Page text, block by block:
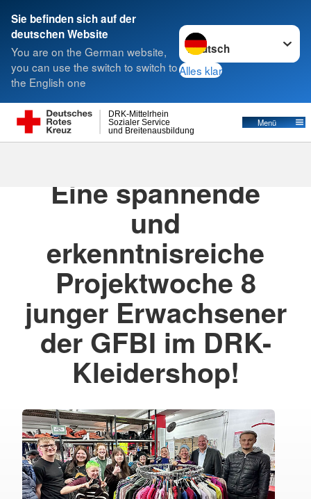
Sie befinden sich auf der
deutschen Website
You are on the German website,
you can use the switch to switch to
the English one
Sprache wechseln zu
Alles klar
und Breitenausbildung
Sozialer Service
DRK-Mittelrhein
Menü
Suche
Eine spannende
und
erkenntnisreiche
Projektwoche 8
junger Erwachsener
der GFBI im DRK-
Kleidershop!